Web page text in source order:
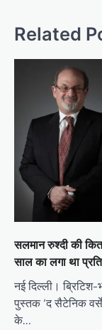
Related
सलमान रुश्दी की
साल का लगा था
नई दिल्ली। ब्रिटिश-
पुस्तक ‘द सैटेनिक
के…